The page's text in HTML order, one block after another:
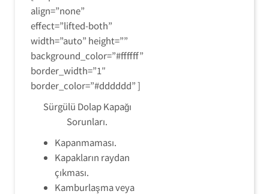
align=”none”
effect=”lifted-both”
width=”auto” height=””
background_color=”#ffffff”
border_width=”1″
border_color=”#dddddd” ]
Sürgülü Dolap Kapağı
Sorunları.
Kapanmaması.
Kapakların raydan
çıkması.
Kamburlaşma veya